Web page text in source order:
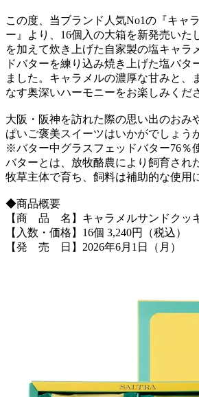
この度、当ブランド人気No1の『キャ
ー』より、16個入の大箱を新発売いた
を加えて炊き上げた自家製の塩キャラ
ドバターを練り込み焼き上げた塩バタ
ました。キャラメルの濃厚な甘みと、
なす奥深いハーモニーをお楽しみくだ
大阪・阪神を訪れた際の思い出のおみ
ぱいご褒美スイーツはいかがでしょう
※バター中グラスフェッドバター76％
バターとは、放牧酪農により飼育され
牧草主体で育ち、飼料は補助的な使用
◆商品概要
【商 品 名】キャラメルサンドクッ
【入数・価格】16個 3,240円（税込）
【発 売 日】2026年6月1日（月）